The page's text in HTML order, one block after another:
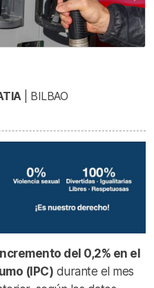
| BILBAO
del 0,2% en el
(IPC) durante el mes